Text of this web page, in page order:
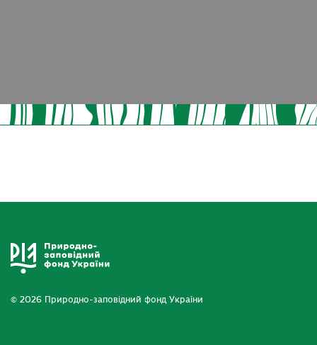
© 2026 Природно-заповідний фонд України